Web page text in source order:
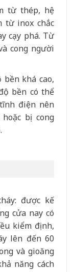
từ thép, hệ
từ inox chắc
cạy phá. Từ
cong người
khá cao,
bền có thể
điện nên
bị cong
được kế
cửa nay có
kiểm định,
lên đến 60
và gioăng
năng cách